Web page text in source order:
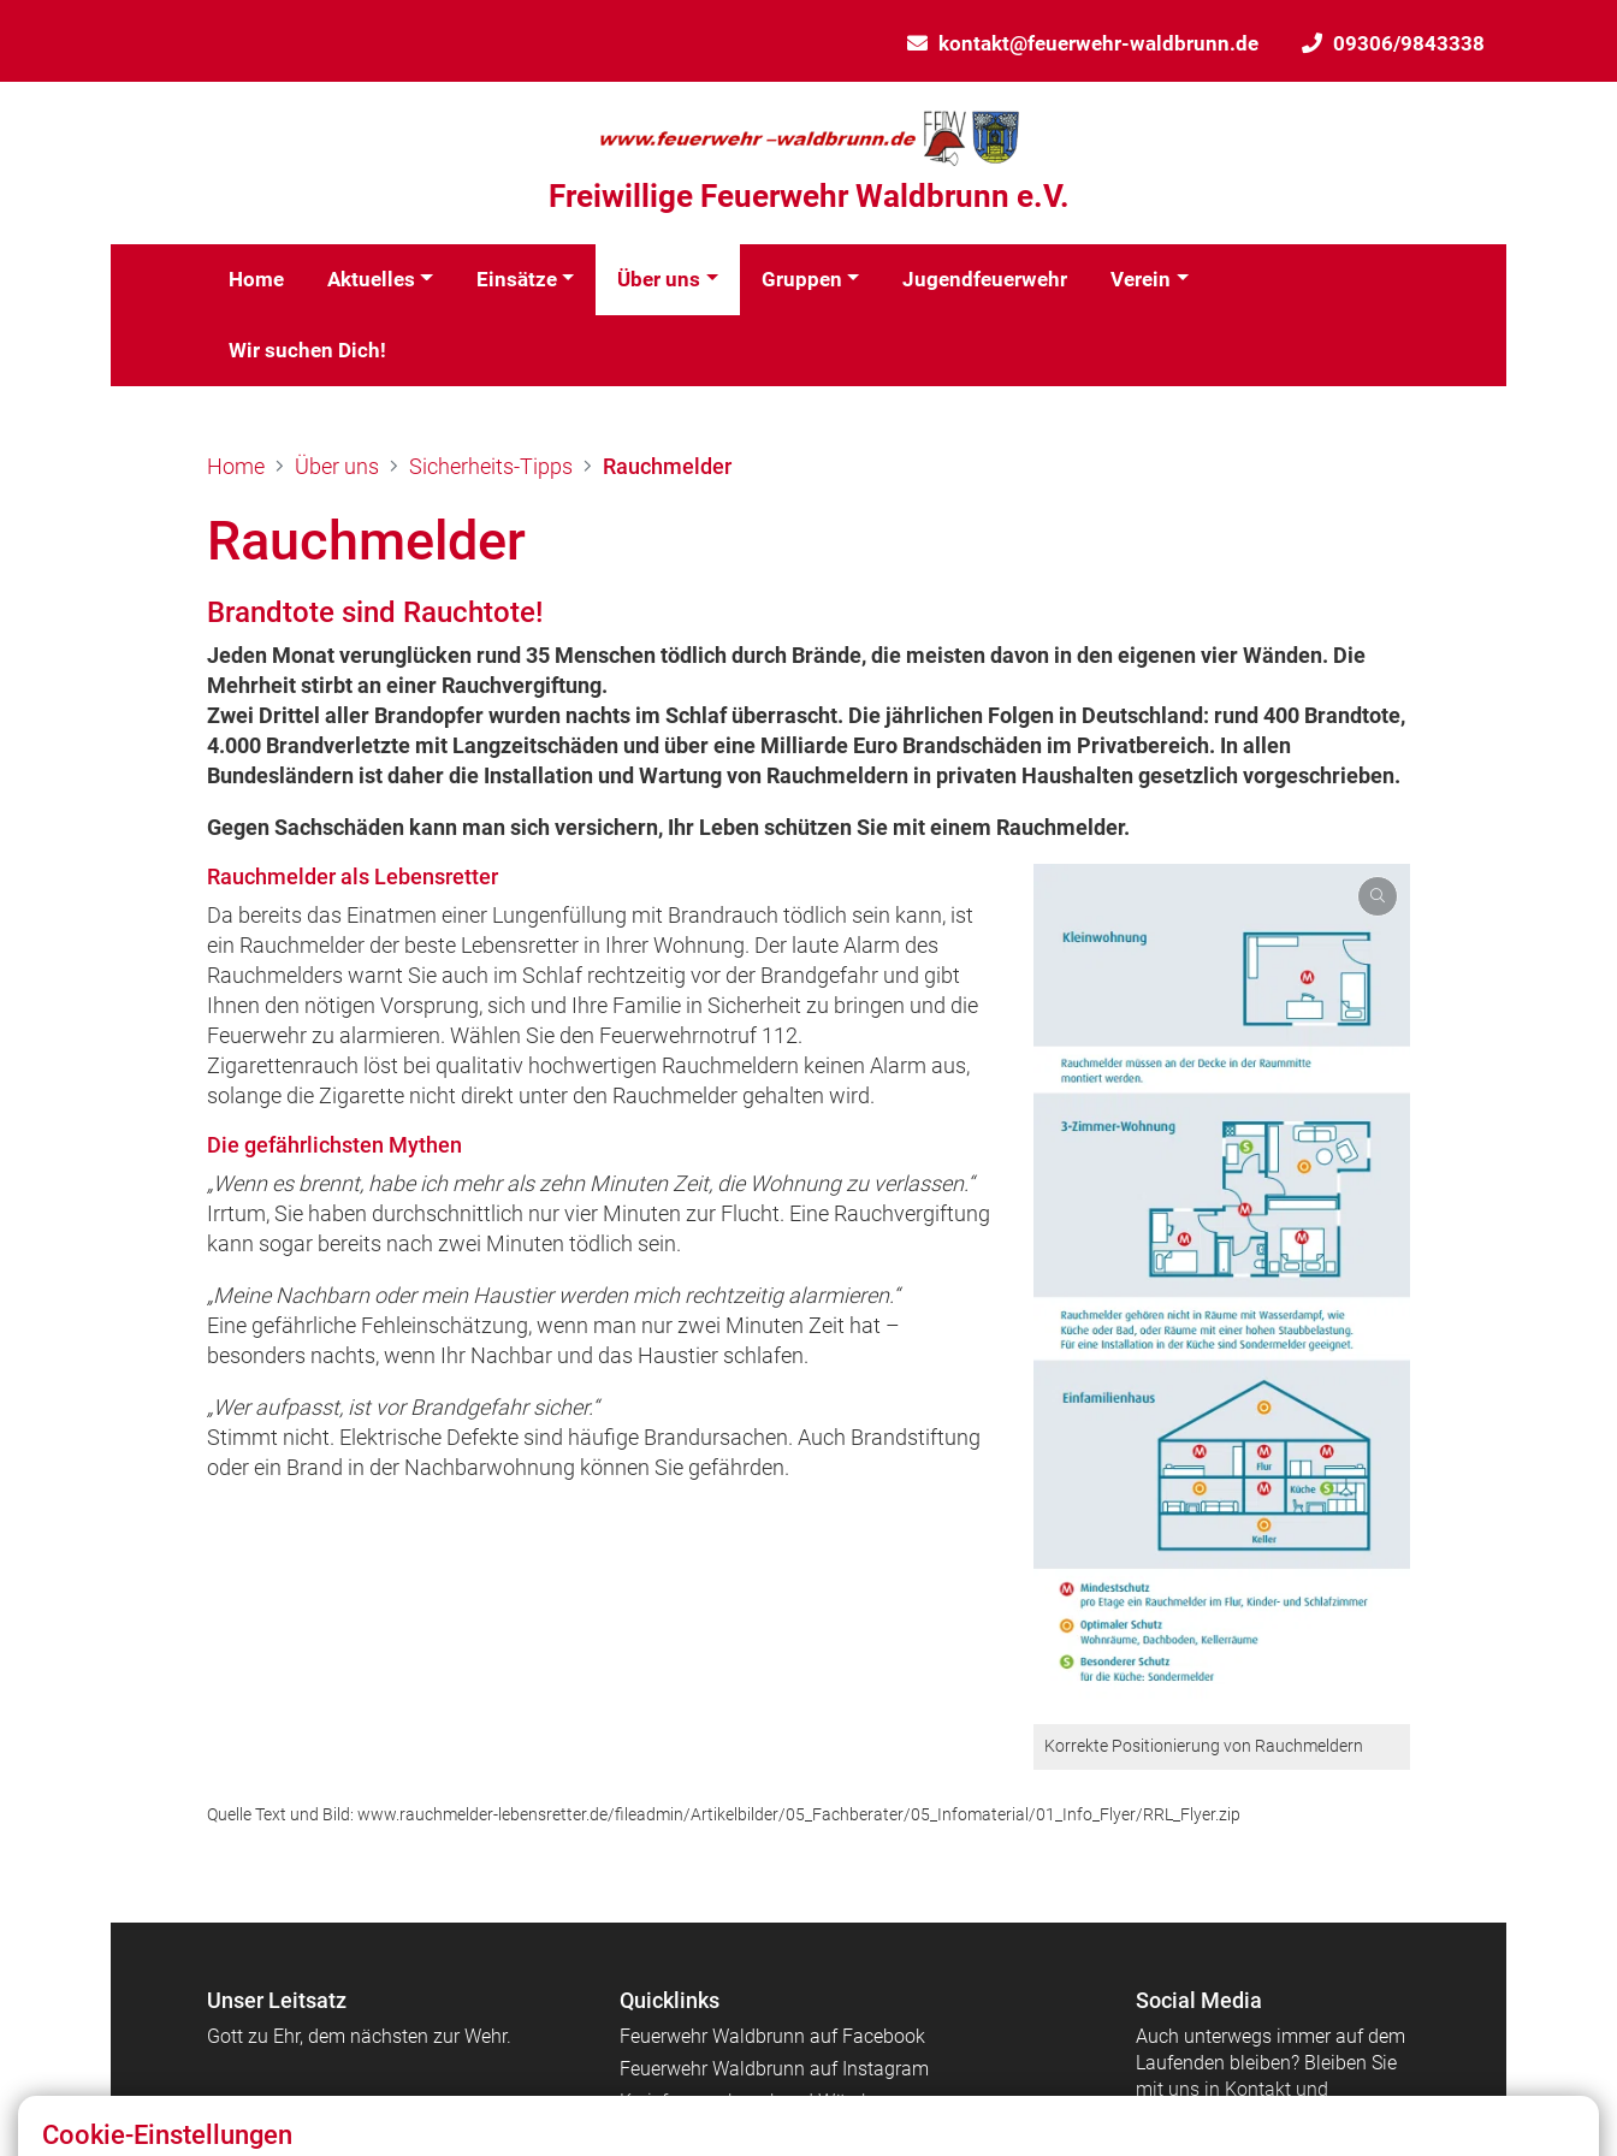
kontakt@feuerwehr-waldbrunn.de 09306/9843338
Freiwillige Feuerwehr Waldbrunn e.V.
Home Aktuelles Einsätze Über uns Gruppen Jugendfeuerwehr Verein
Wir suchen Dich!
Home Über uns Sicherheits-Tipps Rauchmelder
Rauchmelder
Brandtote sind Rauchtote!
Jeden Monat verunglücken rund 35 Menschen tödlich durch Brände, die meisten davon in den eigenen vier Wänden. Die
Mehrheit stirbt an einer Rauchvergiftung.
Zwei Drittel aller Brandopfer wurden nachts im Schlaf überrascht. Die jährlichen Folgen in Deutschland: rund 400 Brandtote,
4.000 Brandverletzte mit Langzeitschäden und über eine Milliarde Euro Brandschäden im Privatbereich. In allen
Bundesländern ist daher die Installation und Wartung von Rauchmeldern in privaten Haushalten gesetzlich vorgeschrieben.
Gegen Sachschäden kann man sich versichern, Ihr Leben schützen Sie mit einem Rauchmelder.
Rauchmelder als Lebensretter
Da bereits das Einatmen einer Lungenfüllung mit Brandrauch tödlich sein kann, ist
ein Rauchmelder der beste Lebensretter in Ihrer Wohnung. Der laute Alarm des
Rauchmelders warnt Sie auch im Schlaf rechtzeitig vor der Brandgefahr und gibt
Ihnen den nötigen Vorsprung, sich und Ihre Familie in Sicherheit zu bringen und die
Feuerwehr zu alarmieren. Wählen Sie den Feuerwehrnotruf 112.
Zigarettenrauch löst bei qualitativ hochwertigen Rauchmeldern keinen Alarm aus,
solange die Zigarette nicht direkt unter den Rauchmelder gehalten wird.
Die gefährlichsten Mythen
„Wenn es brennt, habe ich mehr als zehn Minuten Zeit, die Wohnung zu verlassen.“
Irrtum, Sie haben durchschnittlich nur vier Minuten zur Flucht. Eine Rauchvergiftung
kann sogar bereits nach zwei Minuten tödlich sein.
„Meine Nachbarn oder mein Haustier werden mich rechtzeitig alarmieren.“
Eine gefährliche Fehleinschätzung, wenn man nur zwei Minuten Zeit hat –
besonders nachts, wenn Ihr Nachbar und das Haustier schlafen.
„Wer aufpasst, ist vor Brandgefahr sicher.“
Stimmt nicht. Elektrische Defekte sind häufige Brandursachen. Auch Brandstiftung
oder ein Brand in der Nachbarwohnung können Sie gefährden.
Korrekte Positionierung von Rauchmeldern
Quelle Text und Bild: www.rauchmelder-lebensretter.de/fileadmin/Artikelbilder/05_Fachberater/05_Infomaterial/01_Info_Flyer/RRL_Flyer.zip
Unser Leitsatz
Gott zu Ehr, dem nächsten zur Wehr.
Quicklinks
Feuerwehr Waldbrunn auf Facebook
Feuerwehr Waldbrunn auf Instagram
Kreisfeuerwehrverband Würzburg
Social Media
Auch unterwegs immer auf dem
Laufenden bleiben? Bleiben Sie
mit uns in Kontakt und
Cookie-Einstellungen